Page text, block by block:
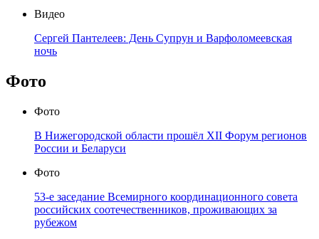
Видео
Сергей Пантелеев: День Супрун и Варфоломеевская
ночь
Фото
Фото
В Нижегородской области прошёл XII Форум регионов
России и Беларуси
Фото
53-е заседание Всемирного координационного совета
российских соотечественников, проживающих за
рубежом